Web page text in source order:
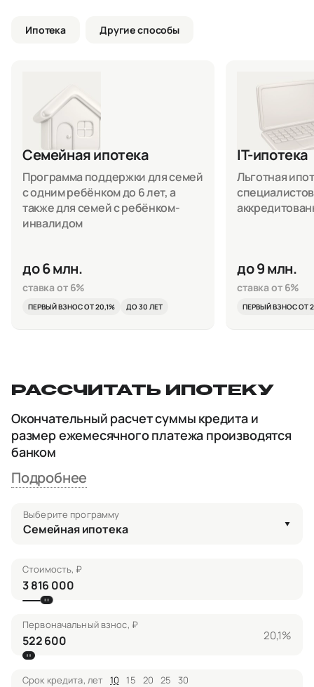
Ипотека Другие способы
Семейная ипотека
Программа поддержки для семей
с одним ребёнком до 6 лет, а
также для семей с ребёнком-
инвалидом
до 6 млн.
ставка от 6%
ПЕРВЫЙ ВЗНОС ОТ 20,1% ДО 30 ЛЕТ
IT-ипотека
Льготная
до 9 млн.
ставка от 6%
ПЕРВЫЙ ВЗНОС ОТ
РАССЧИТАТЬ ИПОТЕКУ
Окончательный расчет суммы кредита и
размер ежемесячного платежа производятся
банком
Подробнее
Выберите программу
Семейная ипотека
Стоимость, ₽
Первоначальный взнос, ₽
20,1%
Срок кредита, лет 10 15 20 25 30